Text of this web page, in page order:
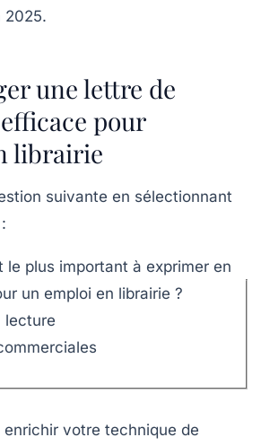
2025.
une lettre de
pour
librairie
suivante en sélectionnant
le plus important à exprimer en
un emploi en librairie ?
lecture
votre technique de